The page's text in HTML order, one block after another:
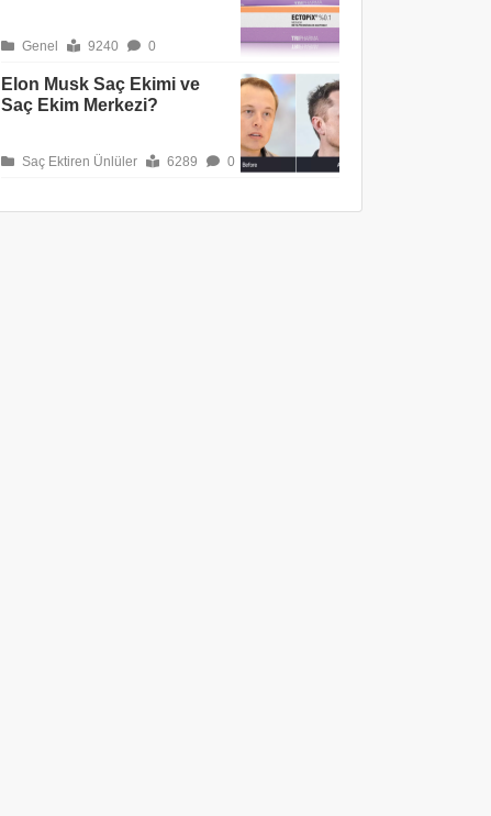
Genel 9240 0
Elon Musk Saç Ekimi ve
Saç Ekim Merkezi?
Saç Ektiren Ünlüler 6289 0